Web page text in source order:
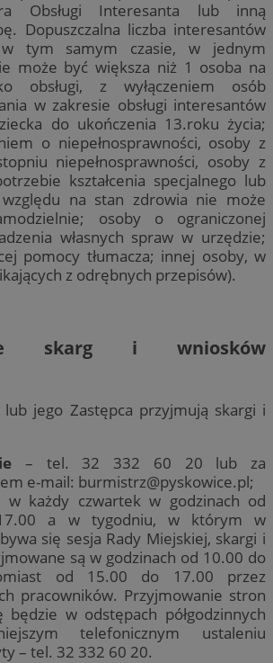
Obsługi Interesanta lub inną
Dopuszczalna liczba interesantów
w tym samym czasie, w jednym
może być większa niż 1 osoba na
obsługi, z wyłączeniem osób
w zakresie obsługi interesantów
do ukończenia 13.roku życia;
o niepełnosprawności, osoby z
niepełnosprawności, osoby z
kształcenia specjalnego lub
na stan zdrowia nie może
osoby o ograniczonej
własnych spraw w urzędzie;
pomocy tłumacza; innej osoby, w
z odrębnych przepisów).
skarg i wniosków
lub jego Zastępca przyjmują skargi i
– tel. 32 332 60 20 lub za
e-mail: burmistrz@pyskowice.pl;
w każdy czwartek w godzinach od
a w tygodniu, w którym w
się sesja Rady Miejskiej, skargi i
są w godzinach od 10.00 do
od 15.00 do 17.00 przez
pracowników. Przyjmowanie stron
będzie w odstępach półgodzinnych
telefonicznym ustaleniu
– tel. 32 332 60 20.